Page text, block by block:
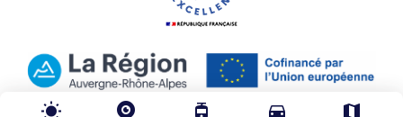
wb_sunny tram directions_car map